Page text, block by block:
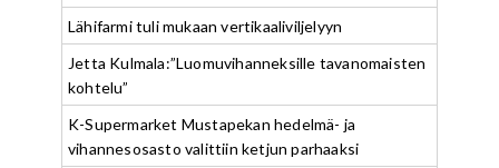
Lähifarmi tuli mukaan vertikaaliviljelyyn
Jetta Kulmala:”Luomuvihanneksille tavanomaisten
kohtelu”
K-Supermarket Mustapekan hedelmä- ja
vihannesosasto valittiin ketjun parhaaksi